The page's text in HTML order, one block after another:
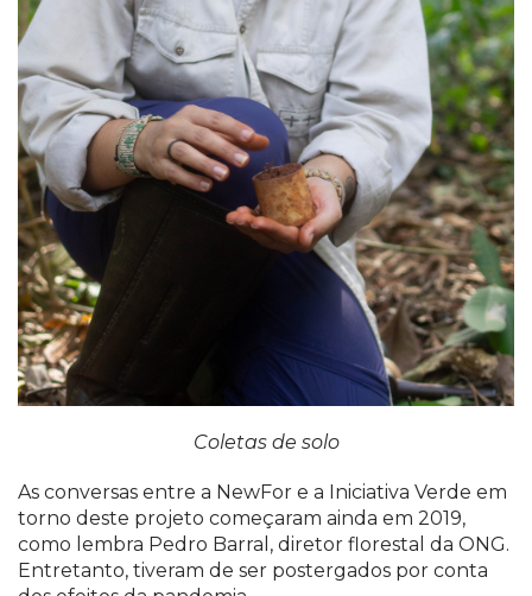
Coletas de solo
As conversas entre a NewFor e a Iniciativa Verde em
torno deste projeto começaram ainda em 2019,
como lembra Pedro Barral, diretor florestal da ONG.
Entretanto, tiveram de ser postergados por conta